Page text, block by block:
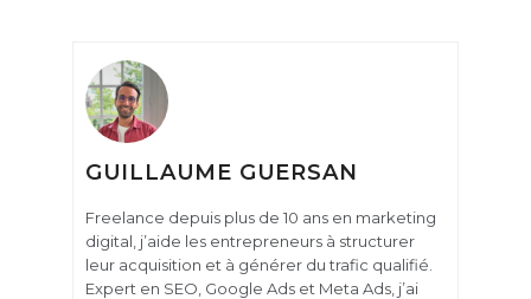
GUILLAUME GUERSAN
Freelance depuis plus de 10 ans en marketing
digital, j’aide les entrepreneurs à structurer
leur acquisition et à générer du trafic qualifié.
Expert en SEO, Google Ads et Meta Ads, j’ai